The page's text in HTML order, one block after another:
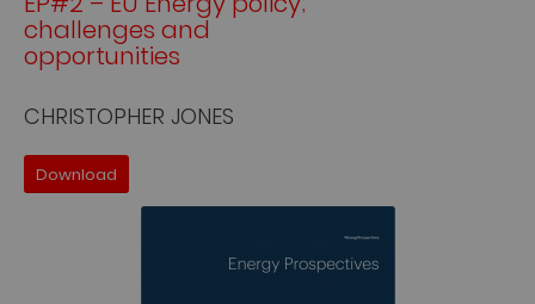
challenges and
opportunities
CHRISTOPHER JONES
Download